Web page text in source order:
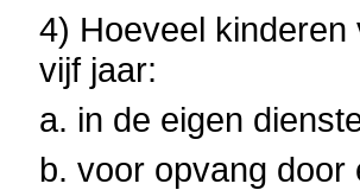
4) Hoeveel
vijf jaar:
a. in de eigen
b. voor opvang